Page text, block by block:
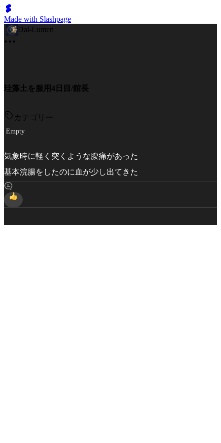
Made with Slashpage
Dal-Lumen
珪藻土を服用4日目/館長
カテゴリー
Empty
気象時に軽く突くような腹痛があった
基本浣腸をしたのに血が少し出てきた